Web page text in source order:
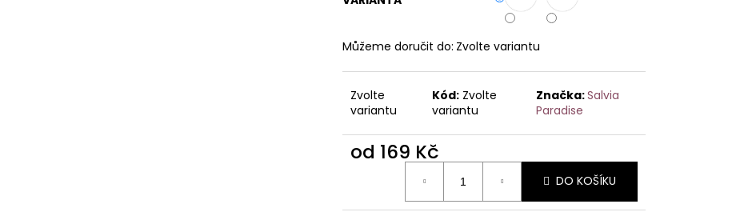
Můžeme doručit do: Zvolte variantu
Zvolte
variantu
Kód: Zvolte
variantu
Značka:Salvia
Paradise
od 169 Kč
DO KOŠÍKU